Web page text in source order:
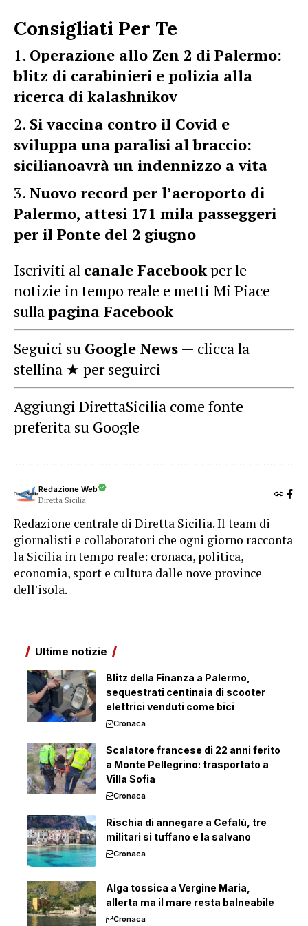
Consigliati Per Te
Operazione allo Zen 2 di Palermo:
blitz di carabinieri e polizia alla
ricerca di kalashnikov
Si vaccina contro il Covid e
sviluppa una paralisi al braccio:
sicilianoavrà un indennizzo a vita
Nuovo record per l’aeroporto di
Palermo, attesi 171 mila passeggeri
per il Ponte del 2 giugno
Iscriviti al canale Facebookper le
notizie in tempo reale e metti Mi Piace
sullapagina Facebook
Seguici su Google News — clicca la
stellina ★ per seguirci
Aggiungi DirettaSicilia come fonte
preferita su Google
Redazione Web
Diretta Sicilia
Redazione centrale di Diretta Sicilia. Il team di
giornalisti e collaboratori che ogni giorno racconta
la Sicilia in tempo reale: cronaca, politica,
economia, sport e cultura dalle nove province
dell'isola.
Ultime notizie
Blitz della Finanza a Palermo,
sequestrati centinaia di scooter
elettrici venduti come bici
Cronaca
Scalatore francese di 22 anni ferito
a Monte Pellegrino: trasportato a
Villa Sofia
Cronaca
Rischia di annegare a Cefalù, tre
militari si tuffano e la salvano
Cronaca
Alga tossica a Vergine Maria,
allerta ma il mare resta balneabile
Cronaca